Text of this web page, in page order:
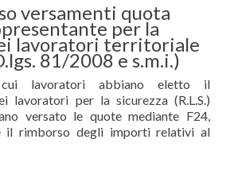
versamenti quota
per la
lavoratori territoriale
81/2008 e s.m.i.)
lavoratori abbiano eletto il
lavoratori per la sicurezza (R.L.S.)
versato le quote mediante F24,
il rimborso degli importi relativi al